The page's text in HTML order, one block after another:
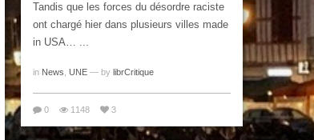
Tandis que les forces du désordre raciste
ont chargé hier dans plusieurs villes made
in USA… ...
in News UNE — by librCritique
0 1148 3